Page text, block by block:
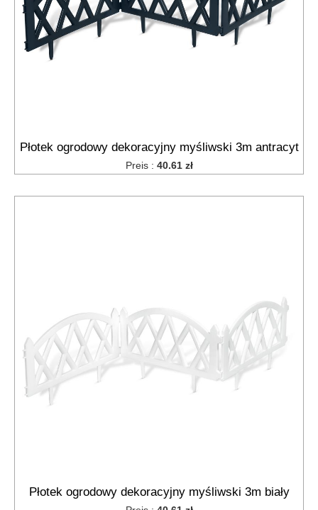
Płotek ogrodowy dekoracyjny myśliwski 3m antracyt
Preis : 40.61 zł
Płotek ogrodowy dekoracyjny myśliwski 3m biały